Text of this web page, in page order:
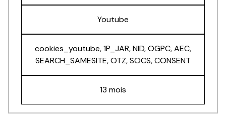
Youtube
cookies_youtube, 1P_JAR, NID, OGPC, AEC,
SEARCH_SAMESITE, OTZ, SOCS, CONSENT
13 mois